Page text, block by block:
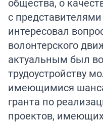
с
интересовал
волонтерского
актуальным был
трудоустройству
имеющимися
гранта по
проектов,